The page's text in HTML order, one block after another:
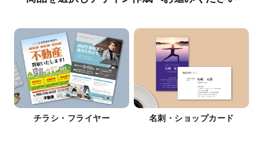
チラシ・フライヤー 名刺・ショップカード